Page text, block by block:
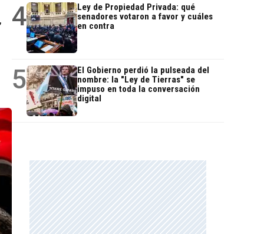
4
Ley de Propiedad Privada: qué
senadores votaron a favor y cuáles
en contra
5
El Gobierno perdió la pulseada del
nombre: la "Ley de Tierras" se
impuso en toda la conversación
digital